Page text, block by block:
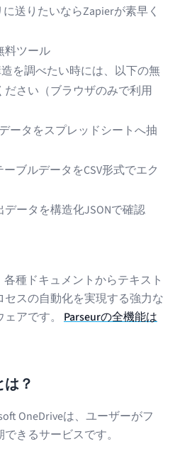
送りたいならZapierが素早く
料ツール
を調べたい時には、以下の無
さい（ブラウザのみで利用
データをスプレッドシートへ抽
ーブルデータをCSV形式でエク
データを構造化JSONで確認
各種ドキュメントからテキスト
スの自動化を実現する強力な
アです。 Parseurの全機能は
は？
OneDriveは、ユーザーがフ
きるサービスです。